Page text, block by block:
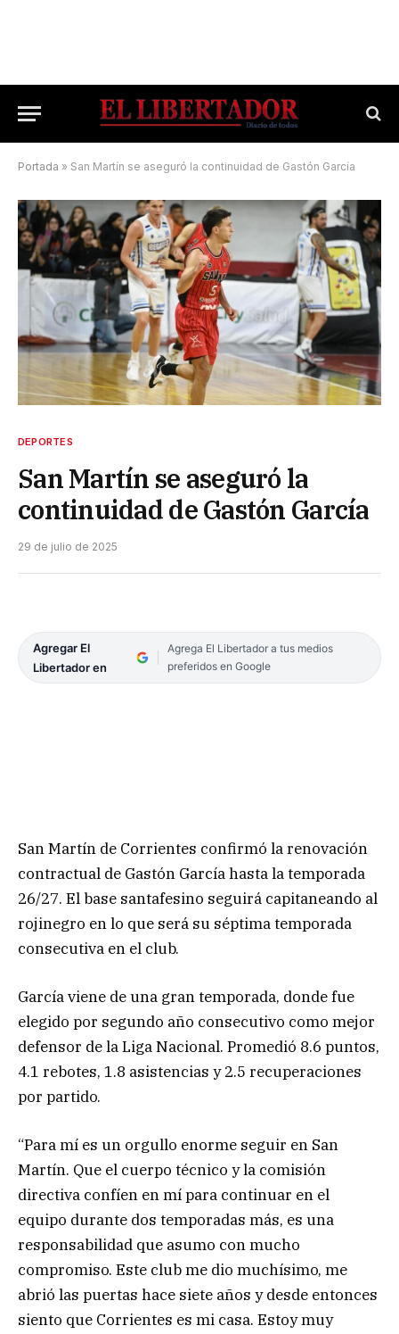
Portada » San Martín se aseguró la continuidad de Gastón García
DEPORTES
San Martín se aseguró la
continuidad de Gastón García
29 de julio de 2025
Agregar El
Libertador en
Agrega El Libertador a tus medios
preferidos en Google
San Martín de Corrientes confirmó la renovación
contractual de Gastón García hasta la temporada
26/27. El base santafesino seguirá capitaneando al
rojinegro en lo que será su séptima temporada
consecutiva en el club.
García viene de una gran temporada, donde fue
elegido por segundo año consecutivo como mejor
defensor de la Liga Nacional. Promedió 8.6 puntos,
4.1 rebotes, 1.8 asistencias y 2.5 recuperaciones
por partido.
“Para mí es un orgullo enorme seguir en San
Martín. Que el cuerpo técnico y la comisión
directiva confíen en mí para continuar en el
equipo durante dos temporadas más, es una
responsabilidad que asumo con mucho
compromiso. Este club me dio muchísimo, me
abrió las puertas hace siete años y desde entonces
siento que Corrientes es mi casa. Estoy muy